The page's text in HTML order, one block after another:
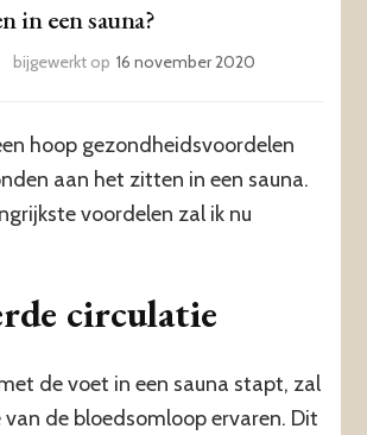
in een sauna?
bijgewerkt op 16 november 2020
hoop gezondheidsvoordelen
aan het zitten in een sauna.
voordelen zal ik nu
circulatie
de voet in een sauna stapt, zal
de bloedsomloop ervaren. Dit